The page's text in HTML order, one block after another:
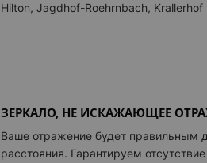
Hilton, Jagdhof-Roehrnbach, Krallerhof
ЗЕРКАЛО, НЕ ИСКАЖАЮЩЕЕ
Ваше отражение будет правильным
расстояния. Гарантируем